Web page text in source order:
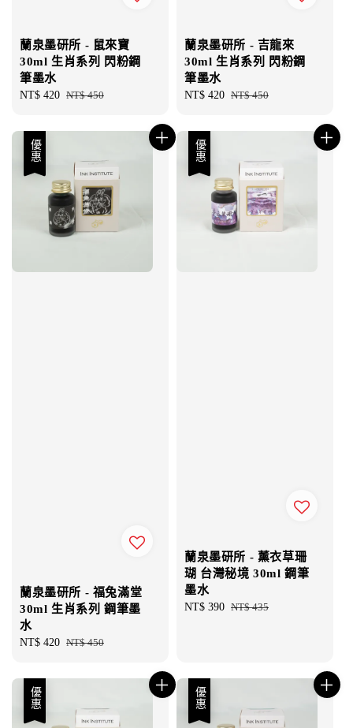
蘭泉墨研所 - 鼠來寶
30ml 生肖系列 閃粉鋼
筆墨水
Sale
NT$ 420 Regular
NT$ 450
蘭泉墨研所 - 吉龍來
30ml 生肖系列 閃粉鋼
筆墨水
Sale
NT$ 420 Regular
NT$ 450
優惠
蘭泉墨研所 - 福兔滿堂
30ml 生肖系列 鋼筆墨
水
Sale
NT$ 420 Regular
NT$ 450
優惠
蘭泉墨研所 - 薰衣草珊
瑚 台灣秘境 30ml 鋼筆
墨水
Sale
NT$ 390 Regular
NT$ 435
優惠 優惠